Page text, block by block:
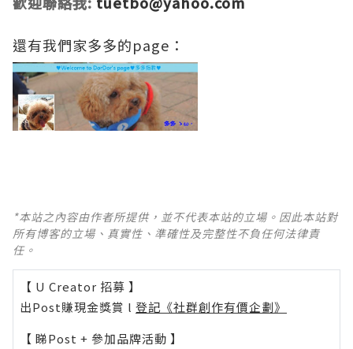
還有我們家多多的page：
*本站之內容由作者所提供，並不代表本站的立場。因此本站對
所有博客的立場、真實性、準確性及完整性不負任何法律責
任。
【 U Creator 招募 】
出Post賺現金獎賞 l 登記《社群創作有價企劃》
【 睇Post + 參加品牌活動 】